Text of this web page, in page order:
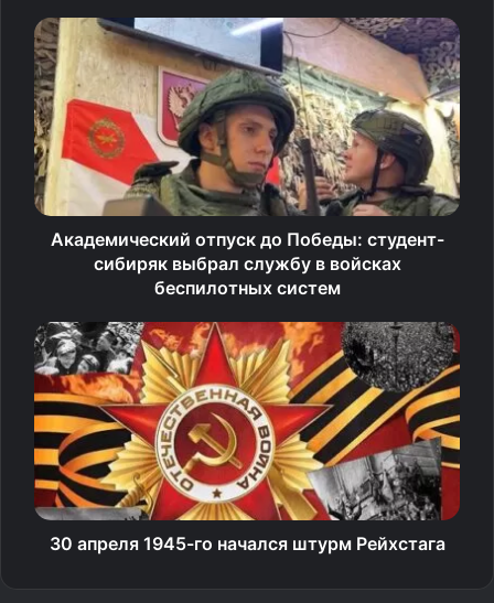
Очевидец трагедии Василий Саломаткин позже
вспоминал: «Английские лётчики по своей жестокости
ничем не отличались от фашистов». Из тысяч людей в
живых остались лишь около 300. Им удалось добраться
до берега, но и там их встретило циничное отношение
британских военных — они равнодушно смотрели, как
бывшие узники подвергаются издевательствам со
стороны пленных немцев.
Британское командование десятилетиями пыталось
замолчать этот инцидент, а когда факты становились
достоянием общественности, списывало всё на ошибки
и пресловутый «туман войны».
Источник
Академический отпуск до Победы: студент-
сибиряк выбрал службу в войсках
беспилотных систем
30 апреля 1945-го начался штурм Рейхстага